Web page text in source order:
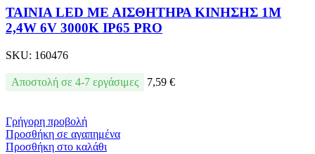
ΤΑΙΝΙΑ LED ΜΕ ΑΙΣΘΗΤΗΡΑ ΚΙΝΗΣΗΣ 1M
2,4W 6V 3000K IP65 PRO
SKU: 160476
Αποστολή σε 4-7 εργάσιμες 7,59 €
Γρήγορη προβολή
Προσθήκη σε αγαπημένα
Προσθήκη στο καλάθι